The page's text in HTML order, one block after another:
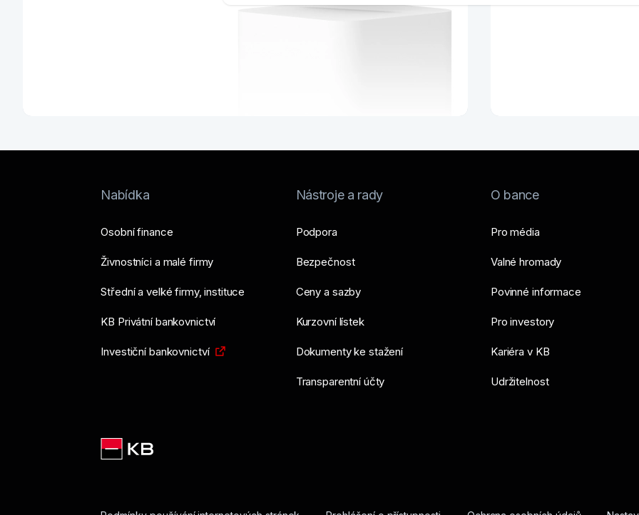
Využíváte aplikaci KB+
Zobrazit dokumenty
Využíváte původní
)
Zobrazit dokumenty
Nabídka
Osobní finance
Živnostníci a malé firmy
Střední a velké firmy, instituce
KB Privátní bankovnictví
Investiční bankovnictví
Nástroje a rady
Podpora
Bezpečnost
Ceny a sazby
Kurzovní lístek
Dokumenty ke stažení
Transparentní účty
O bance
Pro média
Valné hromady
Povinné informace
Pro investory
Kariéra v KB
Udržitelnost